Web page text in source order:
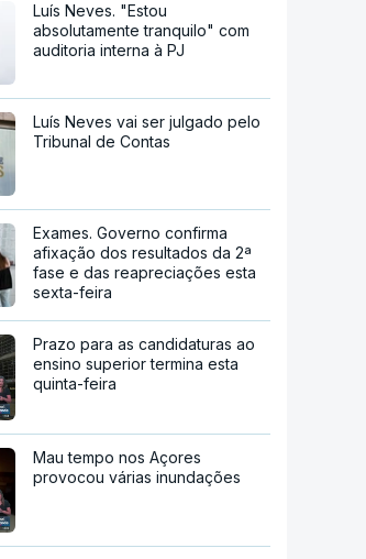
Luís Neves. "Estou
absolutamente tranquilo" com
auditoria interna à PJ
Luís Neves vai ser julgado pelo
Tribunal de Contas
Exames. Governo confirma
afixação dos resultados da 2ª
fase e das reapreciações esta
sexta-feira
Prazo para as candidaturas ao
ensino superior termina esta
quinta-feira
Mau tempo nos Açores
provocou várias inundações